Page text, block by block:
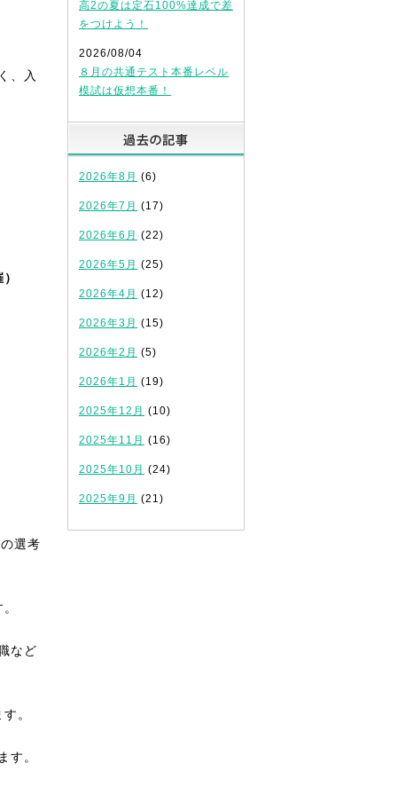
、入
選考
など
。
す。
高2の夏は定石100%達成で差
をつけよう！
2026/08/04
８月の共通テスト本番レベル
模試は仮想本番！
2026年8月 (6)
2026年7月 (17)
2026年6月 (22)
2026年5月 (25)
2026年4月 (12)
2026年3月 (15)
2026年2月 (5)
2026年1月 (19)
2025年12月 (10)
2025年11月 (16)
2025年10月 (24)
2025年9月 (21)